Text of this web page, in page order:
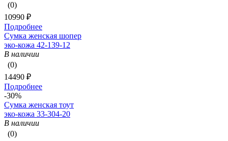
(0)
10990 ₽
Подробнее
Сумка женская шопер
эко-кожа 42-139-12
В наличии
(0)
14490 ₽
Подробнее
-30%
Сумка женская тоут
эко-кожа 33-304-20
В наличии
(0)